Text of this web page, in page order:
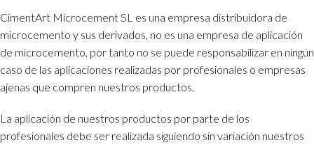
CimentArt Microcement SL es una empresa distribuidora de
microcemento y sus derivados, no es una empresa de aplicación
de microcemento, por tanto no se puede responsabilizar en ningún
caso de las aplicaciones realizadas por profesionales o empresas
ajenas que compren nuestros productos.
La aplicación de nuestros productos por parte de los
profesionales debe ser realizada siguiendo sin variación nuestros